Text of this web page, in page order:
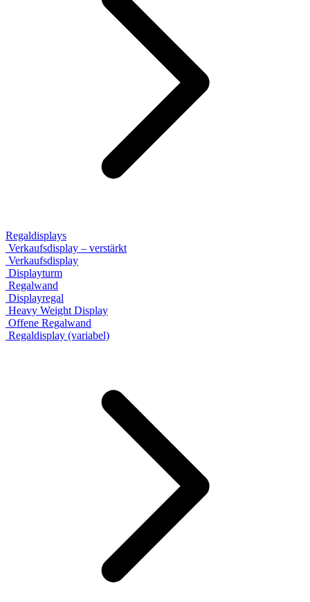
Regaldisplays
Verkaufsdisplay – verstärkt
Verkaufsdisplay
Displayturm
Regalwand
Displayregal
Heavy Weight Display
Offene Regalwand
Regaldisplay (variabel)